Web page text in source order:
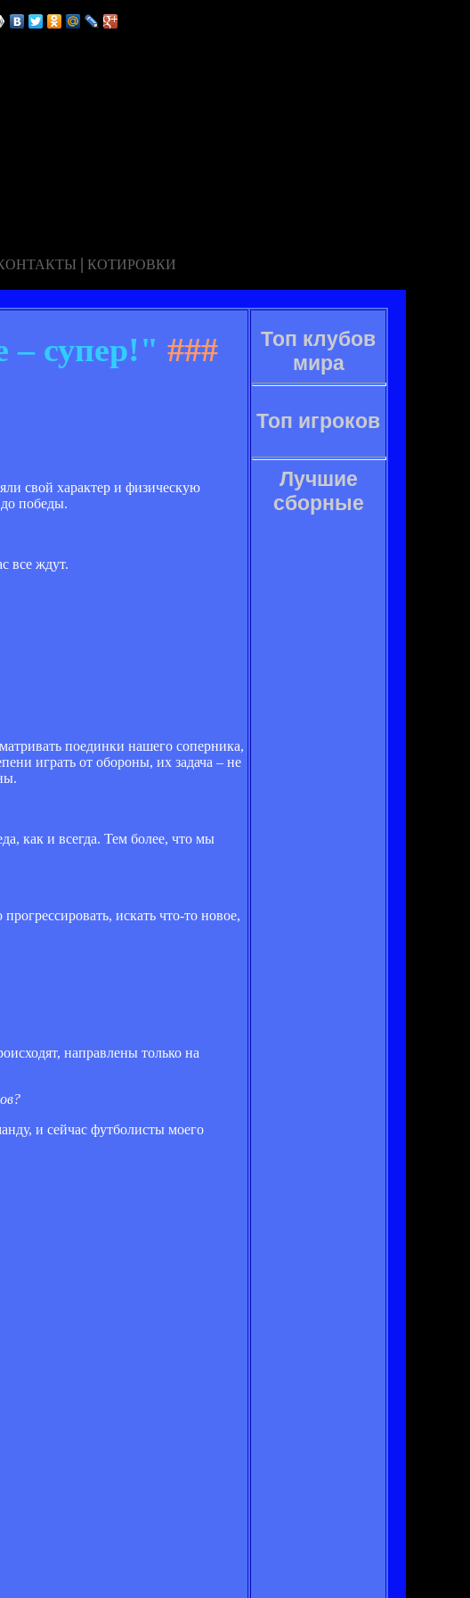
| КОТИРОВКИ
супер!" ###
свой характер и физическую
победы.
все ждут.
поединки нашего соперника,
играть от обороны, их задача – не
как и всегда. Тем более, что мы
искать что-то новое,
направлены только на
и сейчас футболисты моего
Топ клубов
мира
Топ игроков
Лучшие
сборные